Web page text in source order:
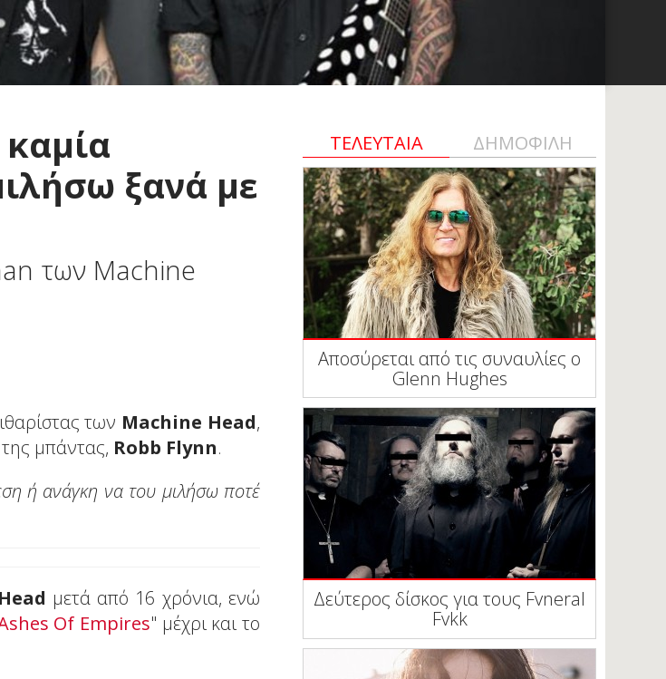
ξανά με
των Machine
των Machine Head,
μπάντας, Robb Flynn.
ή ανάγκη να του μιλήσω ποτέ
μετά από 16 χρόνια, ενώ
Of Empires" μέχρι και το
ΤΕΛΕΥΤΑΙΑ ΔΗΜΟΦΙΛΗ
Αποσύρεται από τις συναυλίες ο
Glenn Hughes
Δεύτερος δίσκος για τους Fvneral
Fvkk